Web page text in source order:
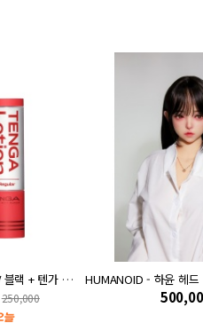
텐가 플립 제로 그래비티 EV 블랙 + 텐가 로션 사은품
250,000
HUMANOID - 하윤 헤드